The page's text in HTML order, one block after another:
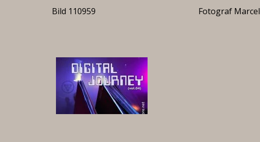
Bild 110959 Fotograf Marcel